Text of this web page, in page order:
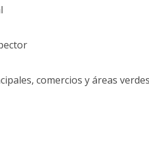
comercios y áreas verdes